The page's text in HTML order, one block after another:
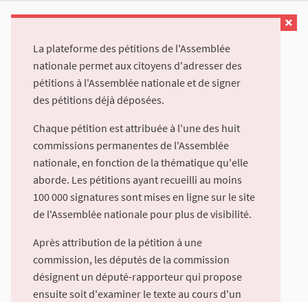
La plateforme des pétitions de l'Assemblée
nationale permet aux citoyens d'adresser des
pétitions à l'Assemblée nationale et de signer
des pétitions déjà déposées.
Chaque pétition est attribuée à l'une des huit
commissions permanentes de l'Assemblée
nationale, en fonction de la thématique qu'elle
aborde. Les pétitions ayant recueilli au moins
100 000 signatures sont mises en ligne sur le site
de l'Assemblée nationale pour plus de visibilité.
Après attribution de la pétition à une
commission, les députés de la commission
désignent un député-rapporteur qui propose
ensuite soit d'examiner le texte au cours d'un